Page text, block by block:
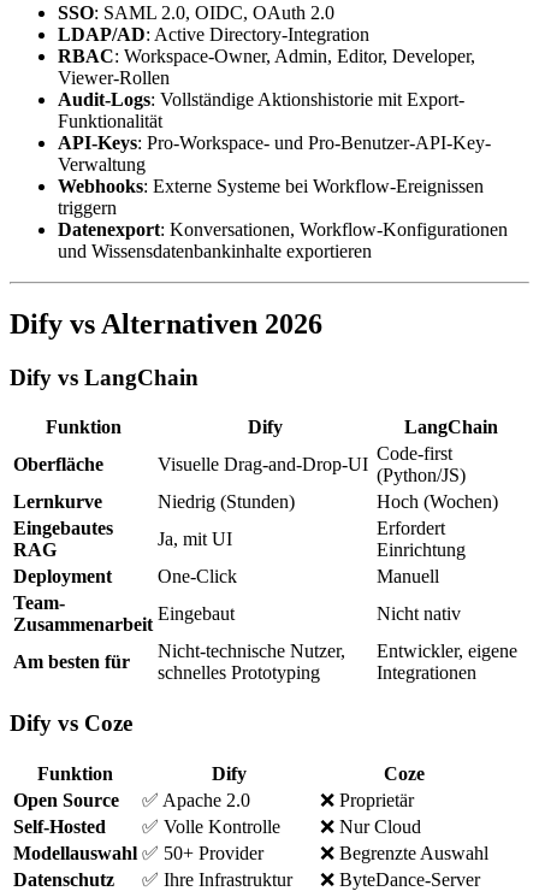
SSO: SAML 2.0, OIDC, OAuth 2.0
LDAP/AD: Active Directory-Integration
RBAC: Workspace-Owner, Admin, Editor, Developer,
Viewer-Rollen
Audit-Logs: Vollständige Aktionshistorie mit Export-
Funktionalität
API-Keys: Pro-Workspace- und Pro-Benutzer-API-Key-
Verwaltung
Webhooks: Externe Systeme bei Workflow-Ereignissen
triggern
Datenexport: Konversationen, Workflow-Konfigurationen
und Wissensdatenbankinhalte exportieren
Dify vs Alternativen 2026
Dify vs LangChain
Funktion Dify
LangChain
Oberfläche
Visuelle Drag-and-Drop-UI
Code-first
(Python/JS)
Lernkurve
Niedrig (Stunden)
Hoch (Wochen)
Eingebautes
RAG
Ja, mit UI
Erfordert
Einrichtung
Deployment
One-Click
Manuell
Team-
Zusammenarbeit
Eingebaut Nicht nativ
Am besten für
Nicht-technische Nutzer,
schnelles Prototyping
Entwickler, eigene
Integrationen
Dify vs Coze
Funktion Dify
Coze
Open Source
✅ Apache 2.0
❌ Proprietär
Self-Hosted
✅ Volle Kontrolle
❌ Nur Cloud
Modellauswahl ✅ 50+ Provider
❌ Begrenzte Auswahl
Datenschutz
✅ Ihre Infrastruktur
❌ ByteDance-Server